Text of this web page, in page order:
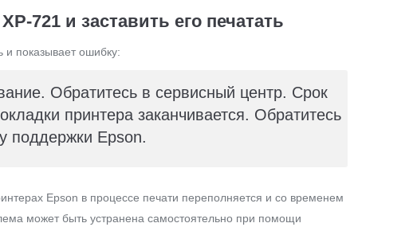
721 и заставить его печатать
и показывает ошибку:
Обратитесь в сервисный центр. Срок
принтера заканчивается. Обратитесь
поддержки Epson.
Epson в процессе печати переполняется и со временем
может быть устранена самостоятельно при помощи